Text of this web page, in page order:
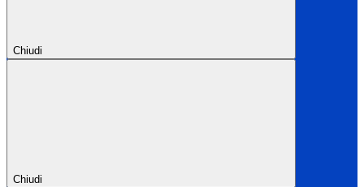
Chiudi
Chiudi